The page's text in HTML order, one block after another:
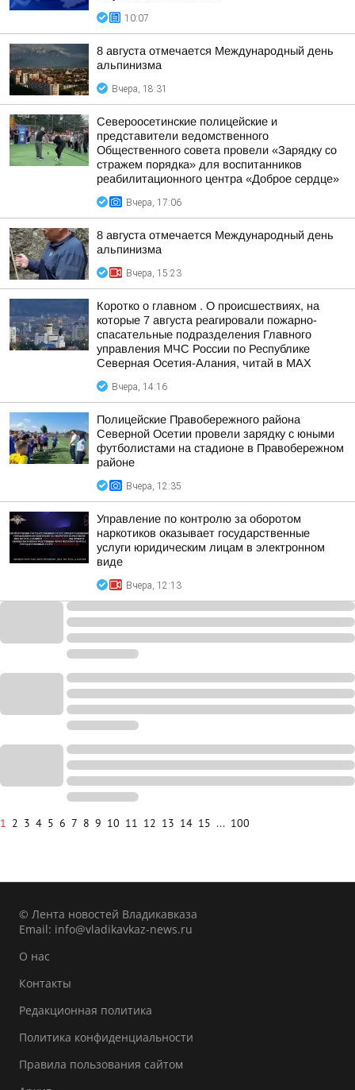
10:07
8 августа отмечается Международный день
альпинизма
Вчера, 18:31
Североосетинские полицейские и
представители ведомственного
Общественного совета провели «Зарядку со
стражем порядка» для воспитанников
реабилитационного центра «Доброе сердце»
Вчера, 17:06
8 августа отмечается Международный день
альпинизма
Вчера, 15:23
Коротко о главном . О происшествиях, на
которые 7 августа реагировали пожарно-
спасательные подразделения Главного
управления МЧС России по Республике
Северная Осетия-Алания, читай в МАХ
Вчера, 14:16
Полицейские Правобережного района
Северной Осетии провели зарядку с юными
футболистами на стадионе в Правобережном
районе
Вчера, 12:35
Управление по контролю за оборотом
наркотиков оказывает государственные
услуги юридическим лицам в электронном
виде
Вчера, 12:13
1 2 3 4 5 6 7 8 9 10 11 12 13 14 15 ... 100
© Лента новостей Владикавказа
Email: info@vladikavkaz-news.ru
О нас
Контакты
Редакционная политика
Политика конфиденциальности
Правила пользования сайтом